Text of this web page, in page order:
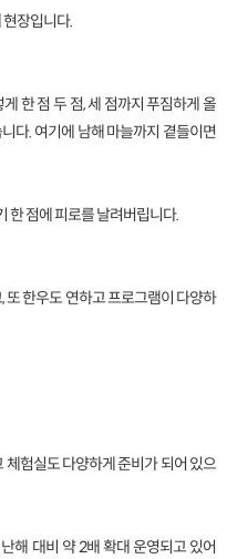
장입니다.
한 점 두 점, 세 점까지 푸짐하게 올
다. 여기에 남해 마늘까지 곁들이면
한 점에 피로를 날려버립니다.
또 한우도 연하고 프로그램이 다양하
험실도 다양하게 준비가 되어 있으
해 대비 약 2배 확대 운영되고 있어